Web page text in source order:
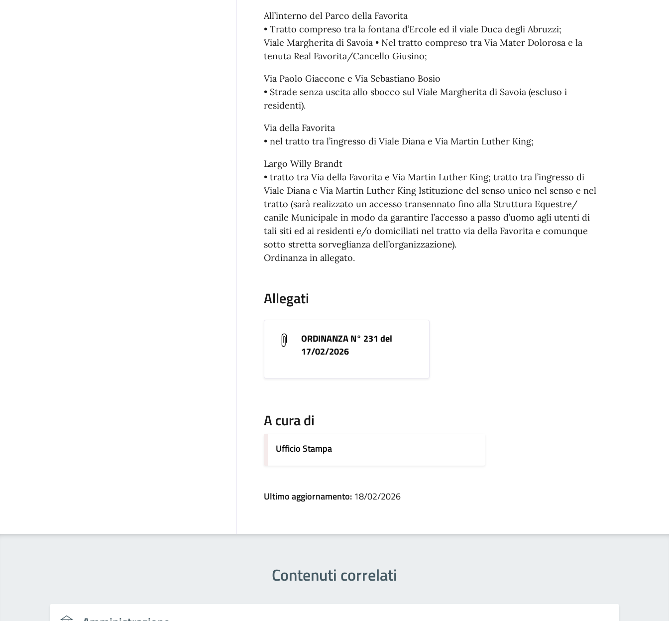
All’interno del Parco della Favorita
• Tratto compreso tra la fontana d’Ercole ed il viale Duca degli Abruzzi;
Viale Margherita di Savoia • Nel tratto compreso tra Via Mater Dolorosa e la
tenuta Real Favorita/Cancello Giusino;
Via Paolo Giaccone e Via Sebastiano Bosio
• Strade senza uscita allo sbocco sul Viale Margherita di Savoia (escluso i
residenti).
Via della Favorita
• nel tratto tra l’ingresso di Viale Diana e Via Martin Luther King;
Largo Willy Brandt
• tratto tra Via della Favorita e Via Martin Luther King; tratto tra l’ingresso di
Viale Diana e Via Martin Luther King Istituzione del senso unico nel senso e nel
tratto (sarà realizzato un accesso transennato fino alla Struttura Equestre/
canile Municipale in modo da garantire l’accesso a passo d’uomo agli utenti di
tali siti ed ai residenti e/o domiciliati nel tratto via della Favorita e comunque
sotto stretta sorveglianza dell’organizzazione).
Ordinanza in allegato.
Allegati
ORDINANZA N° 231 del
17/02/2026
A cura di
Ufficio Stampa
Ultimo aggiornamento: 18/02/2026
Contenuti correlati